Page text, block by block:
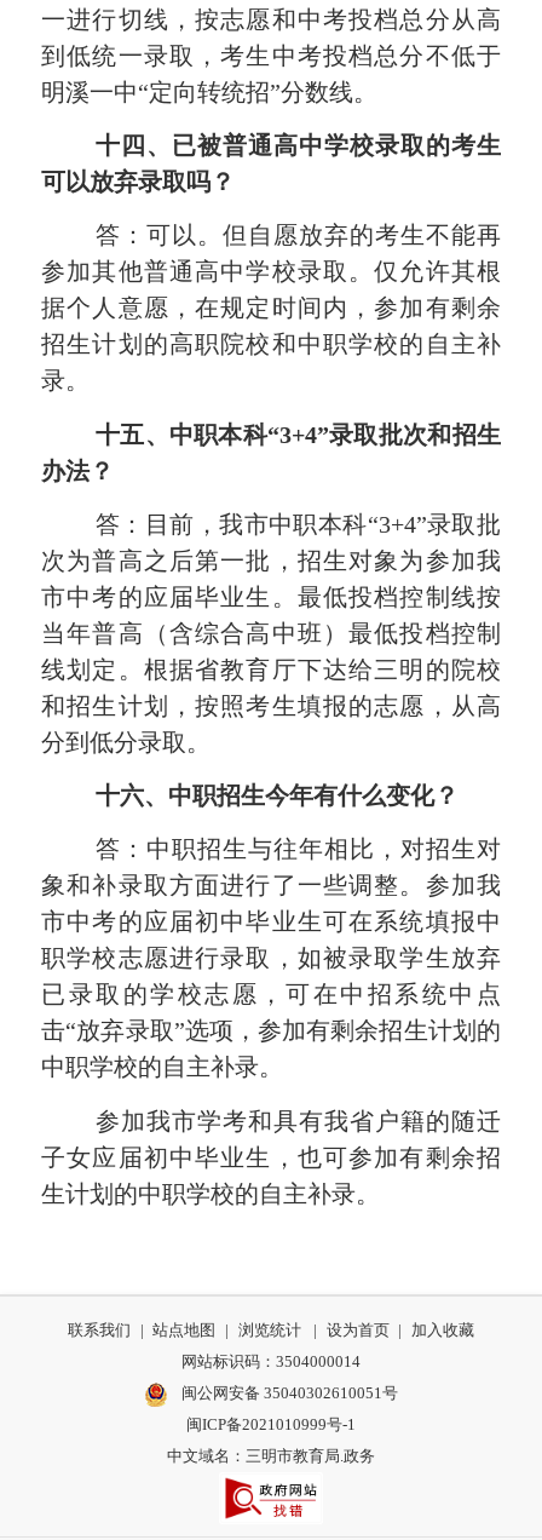
一进行切线，按志愿和中考投档总分从高
到低统一录取，考生中考投档总分不低于
明溪一中“定向转统招”分数线。
十四、 已被普通高中学校录取的考生
可以放弃录取吗？
答：可以。但自愿放弃的考生不能再
参加其他普通高中学校录取。仅允许其根
据个人意愿，在规定时间内，参加有剩余
招生计划的高职院校和中职学校的自主补
录。
十五、 中职本科“3+4”录取批次和招生
办法？
答：目前，我市中职本科“3+4”录取批
次为普高之后第一批，招生对象为参加我
市中考的应届毕业生。最低投档控制线按
当年普高（含综合高中班）最低投档控制
线划定。根据省教育厅下达给三明的院校
和招生计划，按照考生填报的志愿，从高
分到低分录取。
十六、 中职招生今年有什么变化？
答：中职招生与往年相比，对招生对
象和补录取方面进行了一些调整。参加我
市中考的应届初中毕业生可在系统填报中
职学校志愿进行录取，如被录取学生放弃
已录取的学校志愿，可在中招系统中点
击“放弃录取”选项，参加有剩余招生计划的
中职学校的自主补录。
参加我市学考和具有我省户籍的随迁
子女应届初中毕业生，也可参加有剩余招
生计划的中职学校的自主补录。
联系我们 | 站点地图 | 浏览统计 | 设为首页 |
加入收藏
网站标识码：3504000014
闽公网安备 35040302610051号
闽ICP备2021010999号-1
中文域名：三明市教育局.政务